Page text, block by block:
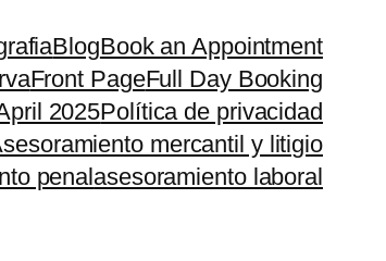
BlogBook an Appointment
Front PageFull Day Booking
2025Política de privacidad
mercantil y litigio
penalasesoramiento laboral